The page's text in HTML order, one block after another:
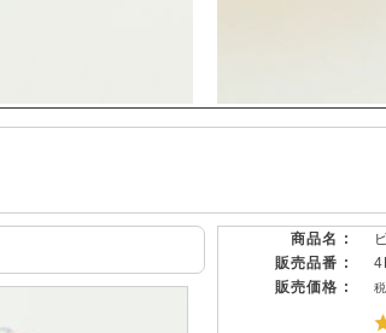
商品名 :
販売品番 :
販売価格 :